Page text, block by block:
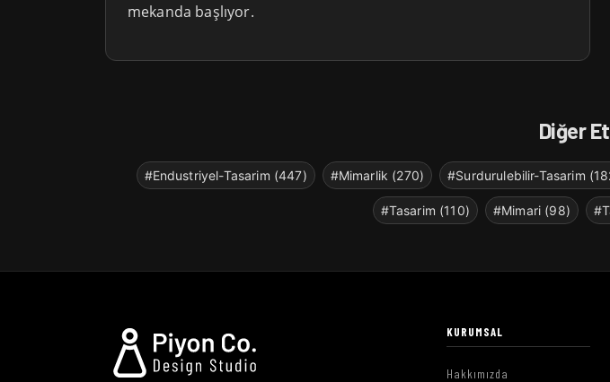
mekanda başlıyor.
Diğer
#Endustriyel-Tasarim (447) #Mimarlik (270) #Surdurulebilir-Tasarim
#Tasarim (110) #Mimari (98)
KURUMSAL
Hakkımızda